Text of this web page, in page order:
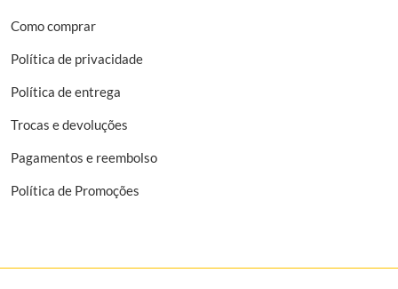
Como comprar
Política de privacidade
Política de entrega
Trocas e devoluções
Pagamentos e reembolso
Política de Promoções